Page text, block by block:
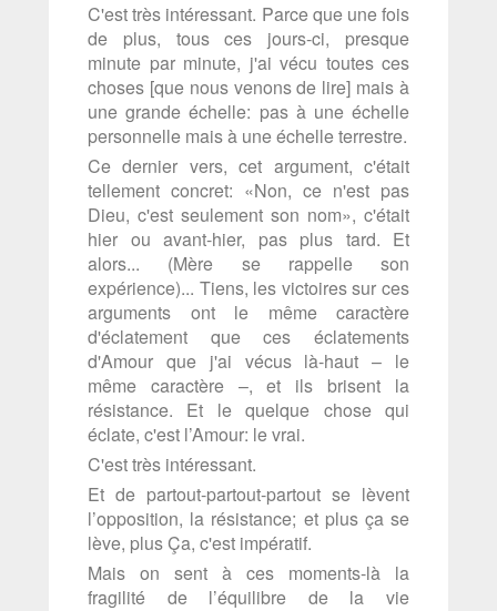
C'est très intéressant. Parce que une fois
de plus, tous ces jours-ci, presque
minute par minute, j'ai vécu toutes ces
choses [que nous venons de lire] mais à
une grande échelle: pas à une échelle
personnelle mais à une échelle terrestre.
Ce dernier vers, cet argument, c'était
tellement concret: «Non, ce n'est pas
Dieu, c'est seulement son nom», c'était
hier ou avant-hier, pas plus tard. Et
alors... (Mère se rappelle son
expérience)... Tiens, les victoires sur ces
arguments ont le même caractère
d'éclatement que ces éclatements
d'Amour que j'ai vécus là-haut – le
même caractère –, et ils brisent la
résistance. Et le quelque chose qui
éclate, c'est l’Amour: le vrai.
C'est très intéressant.
Et de partout-partout-partout se lèvent
l’opposition, la résistance; et plus ça se
lève, plus Ça, c'est impératif.
Mais on sent à ces moments-là la
fragilité de l’équilibre de la vie